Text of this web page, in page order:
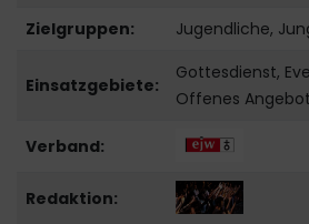
Zielgruppen:
Jugendliche,
Einsatzgebiete:
Gottesdienst,
Offenes Angebot
Verband:
Redaktion: